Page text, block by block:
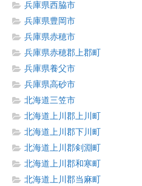
兵庫県西脇市
兵庫県豊岡市
兵庫県赤穂市
兵庫県赤穂郡上郡町
兵庫県養父市
兵庫県高砂市
北海道三笠市
北海道上川郡上川町
北海道上川郡下川町
北海道上川郡剣淵町
北海道上川郡和寒町
北海道上川郡当麻町